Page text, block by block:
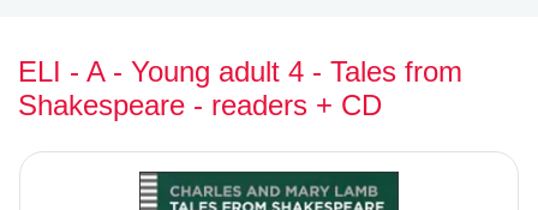
ELI - A - Young adult 4 - Tales from
Shakespeare - readers + CD